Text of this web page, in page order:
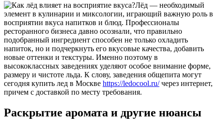
Лёд — необходимый
элемент в кулинарии и миксологии, играющий важную роль в
восприятии вкуса напитков и блюд. Профессионалы
ресторанного бизнеса давно осознали, что правильно
подобранный ингредиент способен не только охладить
напиток, но и подчеркнуть его вкусовые качества, добавить
новые оттенки и текстуры. Именно поэтому в
высококлассных заведениях уделяют особое внимание форме,
размеру и чистоте льда. К слову, заведения общепита могут
сегодня купить лед в Москве https://ledocool.ru/через интернет,
причем с доставкой по месту требования.
Раскрытие аромата и другие нюансы